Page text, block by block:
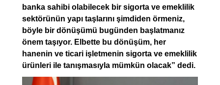
banka sahibi olabilecek bir sigorta ve emeklilik
sektörünün yapı taşlarını şimdiden örmeniz,
böyle bir dönüşümü bugünden başlatmanız
önem taşıyor. Elbette bu dönüşüm, her
hanenin ve ticari işletmenin sigorta ve emeklilik
ürünleri ile tanışmasıyla mümkün olacak” dedi.